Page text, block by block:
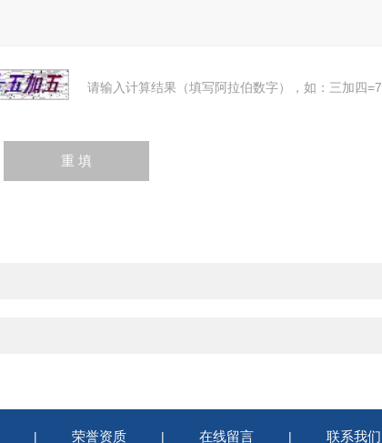
请输入计算结果（填写阿拉伯数字），如：三加四=7
| 荣誉资质 | 在线留言 | 联系我们